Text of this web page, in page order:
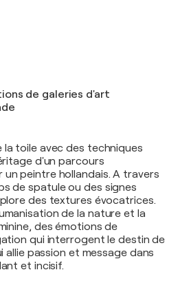
de galeries d'art
la toile avec des techniques
d'un parcours
peintre hollandais. A travers
de spatule ou des signes
des textures évocatrices.
de la nature et la
des émotions de
qui interrogent le destin de
allie passion et message dans
et incisif.